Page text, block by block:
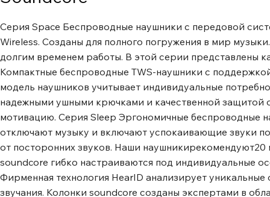
шумоподавления ANC 3.0, оценивает уровень шума в
шумоподавления не оказывает негативного влияния на
Pro. Автоматическое переключение между
подключения используется технология Bluetooth 5.3, а
обеспечивает быстрое переключение между
Android доступно простое мгновенное подключение с
Google Fast-Pair. Три соединительных шарнира Три
углом поворота 180°, соединяющие оголовье с чашами,
переноске наушников. Оптимальный угол складывания
складывается под углом 5-8° – это оптимальное
излишней подвижности оголовья. Оголовье из 5
сегментов для компактного складывания прошло 10 000
Серия Space Беспроводные наушники с передовой
Wireless. Созданы для полного погружения в мир
долгим временем работы. В этой серии представлены
Компактные беспроводные TWS-наушники с
модель наушников учитывает индивидуальные
надежными ушными крючками и качественной
мотивацию. Серия Sleep Эргономичные беспроводные
отключают музыку и включают успокаивающие звуки
от посторонних звуков. Наши
soundcore гибко настраиваются под индивидуальные
Фирменная технология HearID анализирует
звучания. Колонки soundcore созданы экспертами в